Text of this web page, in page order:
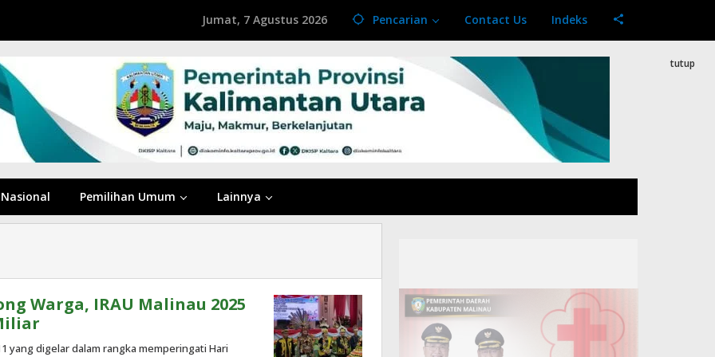
Jumat, 7 Agustus 2026 Pencarian Contact Us Indeks
Nasional Pemilihan Umum Lainnya
tutup
Warga, IRAU Malinau 2025
yang digelar dalam rangka memperingati Hari